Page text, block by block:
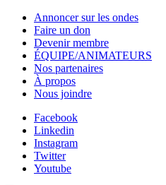
Annoncer sur les ondes
Faire un don
Devenir membre
ÉQUIPE/ANIMATEURS
Nos partenaires
À propos
Nous joindre
Facebook
Linkedin
Instagram
Twitter
Youtube